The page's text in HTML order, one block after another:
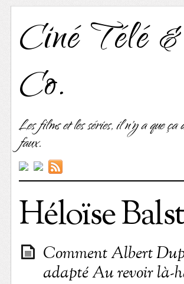
Ciné Télé &
Co.
Les films et les séries, il n'y a que
faux.
Héloïse
Comment Albert
adapté Au revoir là-